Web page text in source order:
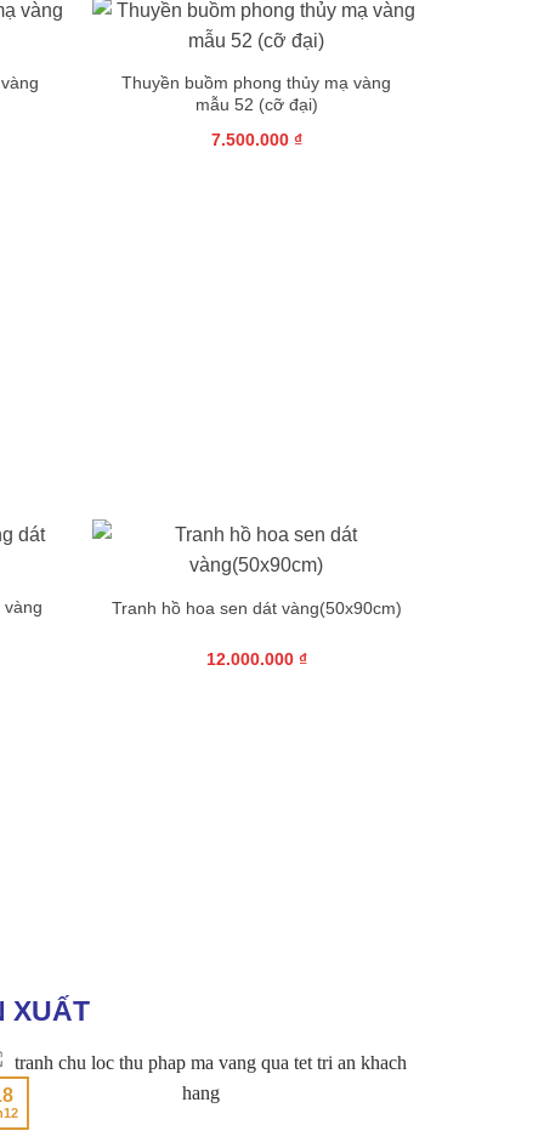
Thuyền buồm phong thủy mạ vàng
mẫu 52 (cỡ đại)
7.500.000 ₫
Tranh hồ hoa sen dát vàng(50x90cm)
12.000.000 ₫
XUẤT